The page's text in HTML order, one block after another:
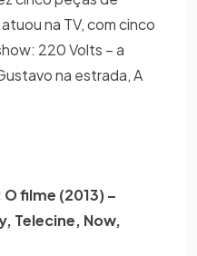
na TV, com cinco
220 Volts – a
na estrada, A
filme (2013) –
Telecine, Now,